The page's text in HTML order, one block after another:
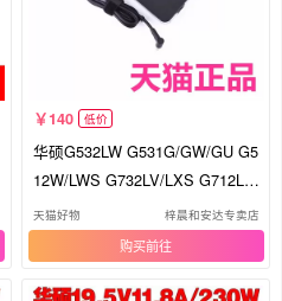
140 低价
华硕G532LW G531G/GW/GU G5
12W/LWS G732LV/LXS G712L/L
U充电器G731GV魔霸4plus非原
装笔记本ROG电源适配器线
天猫好物 梓晨和安达专卖店
购买